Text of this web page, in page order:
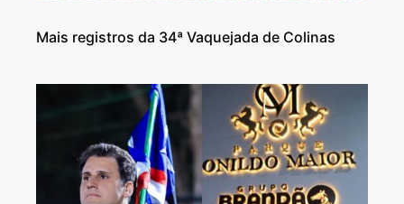
Mais registros da 34ª Vaquejada de Colinas